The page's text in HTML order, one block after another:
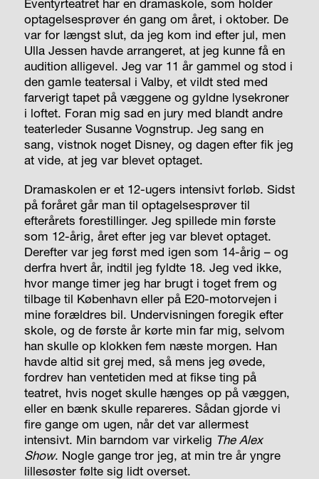
Eventyrteatret har en dramaskole, som holder
optagelsesprøver én gang om året, i oktober. De
var for længst slut, da jeg kom ind efter jul, men
Ulla Jessen havde arrangeret, at jeg kunne få en
audition alligevel. Jeg var 11 år gammel og stod i
den gamle teatersal i Valby, et vildt sted med
farverigt tapet på væggene og gyldne lysekroner
i loftet. Foran mig sad en jury med blandt andre
teaterleder Susanne Vognstrup. Jeg sang en
sang, vistnok noget Disney, og dagen efter fik jeg
at vide, at jeg var blevet optaget.
Dramaskolen er et 12-ugers intensivt forløb. Sidst
på foråret går man til optagelsesprøver til
efterårets forestillinger. Jeg spillede min første
som 12-årig, året efter jeg var blevet optaget.
Derefter var jeg først med igen som 14-årig – og
derfra hvert år, indtil jeg fyldte 18. Jeg ved ikke,
hvor mange timer jeg har brugt i toget frem og
tilbage til København eller på E20-motorvejen i
mine forældres bil. Undervisningen foregik efter
skole, og de første år kørte min far mig, selvom
han skulle op klokken fem næste morgen. Han
havde altid sit grej med, så mens jeg øvede,
fordrev han ventetiden med at fikse ting på
teatret, hvis noget skulle hænges op på væggen,
eller en bænk skulle repareres. Sådan gjorde vi
fire gange om ugen, når det var allermest
intensivt. Min barndom var virkelig The Alex
Show. Nogle gange tror jeg, at min tre år yngre
lillesøster følte sig lidt overset.